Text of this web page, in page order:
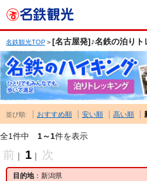
名鉄観光TOP > [名古屋発]♪名鉄の泊りト
並び順: おすすめ順 安い順 高い順
全1件中 1～1件を表示
前 ｜ 1 ｜ 次
目的地：新潟県